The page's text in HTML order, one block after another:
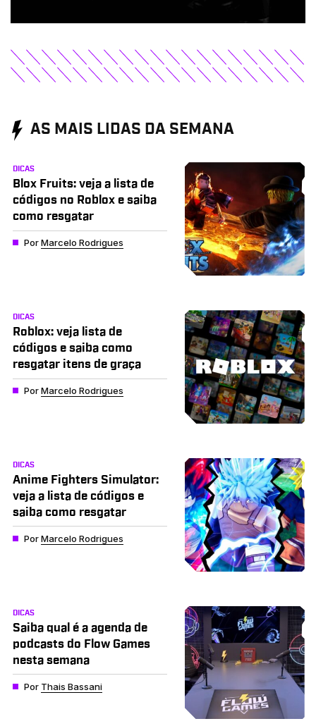
AS MAIS LIDAS DA SEMANA
DICAS
Blox Fruits: veja a lista de
códigos no Roblox e saiba
como resgatar
PorMarcelo Rodrigues
DICAS
Roblox: veja lista de
códigos e saiba como
resgatar itens de graça
PorMarcelo Rodrigues
DICAS
Anime Fighters Simulator:
veja a lista de códigos e
saiba como resgatar
PorMarcelo Rodrigues
DICAS
Saiba qual é a agenda de
podcasts do Flow Games
nesta semana
Por Thais Bassani